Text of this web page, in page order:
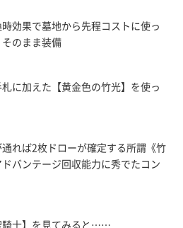
効果で墓地から先程コストに使っ
のまま装備
に加えた【黄金色の竹光】を使っ
れば2枚ドローが確定する所謂《竹
バンテージ回収能力に秀でたコン
騎士】を見てみると……